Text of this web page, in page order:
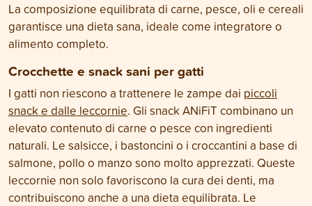
La composizione equilibrata di carne, pesce, oli e cereali
garantisce una dieta sana, ideale come integratore o
alimento completo.
Crocchette e snack sani per gatti
I gatti non riescono a trattenere le zampe dai piccoli
snack e dalle leccornie. Gli snack ANiFiT combinano un
elevato contenuto di carne o pesce con ingredienti
naturali. Le salsicce, i bastoncini o i croccantini a base di
salmone, pollo o manzo sono molto apprezzati. Queste
leccornie non solo favoriscono la cura dei denti, ma
contribuiscono anche a una dieta equilibrata. Le